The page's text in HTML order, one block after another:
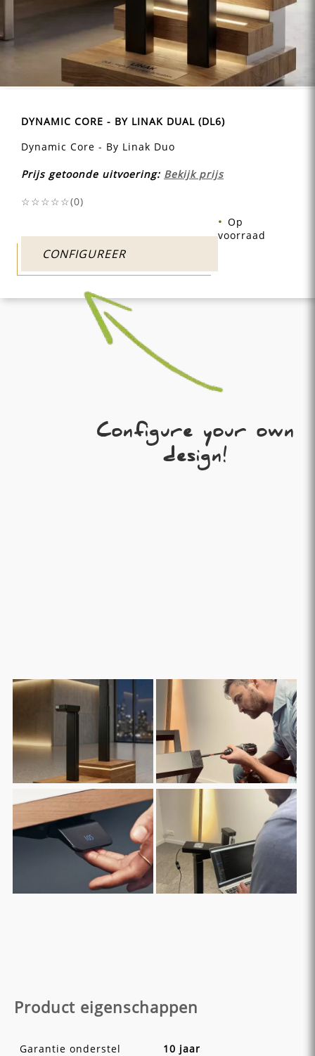
DYNAMIC CORE - BY LINAK DUAL (DL6)
Dynamic Core - By Linak Duo
Prijs getoonde uitvoering: Bekijk prijs
☆☆☆☆☆(0)
CONFIGUREER
Op
voorraad
Configure your own
design!
Product eigenschappen
Garantie onderstel 10 jaar